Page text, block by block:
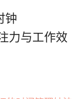
钟
力与工作效